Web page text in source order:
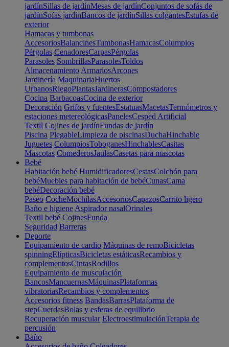
jardínSillas de jardínMesas de jardínConjuntos de sofás de
jardínSofás jardínBancos de jardínSillas colgantesEstufas de
exterior
Hamacas y tumbonas
AccesoriosBalancinesTumbonasHamacasColumpios
Pérgolas CenadoresCarpasPérgolas
Parasoles SombrillasParasolesToldos
Almacenamiento ArmariosArcones
Jardinería MaquinariaHuertos
UrbanosRiegoPlantasJardinerasCompostadores
Cocina BarbacoasCocina de exterior
Decoración Grifos y fuentesEstatuasMacetasTermómetros y
estaciones metereológicasPanelesCesped Artificial
Textil Cojines de jardínFundas de jardín
Piscina PlegableLimpieza de piscinasDuchaHinchable
Juguetes ColumpiosToboganesHinchablesCasitas
Mascotas ComederosJaulasCasetas para mascotas
Bebé
Habitación bebé HumidificadoresCestasColchón para
bebéMuebles para habitación de bebéCunasCama
bebéDecoración bebé
Paseo CocheMochilasAccesoriosCapazosCarrito ligero
Baño e higiene Aspirador nasalOrinales
Textil bebé CojinesFunda
Seguridad Barreras
Deporte
Equipamiento de cardio Máquinas de remoBicicletas
spinningElípticasBicicletas estáticasRecambios y
complementosCintasRodillos
Equipamiento de musculación
BancosMancuernasMáquinasPlataformas
vibratoriasRecambios y complementos
Accesorios fitness BandasBarrasPlataforma de
stepCuerdasBolas y esferas de equilibrio
Recuperación muscular ElectroestimulaciónTerapia de
percusión
Baño